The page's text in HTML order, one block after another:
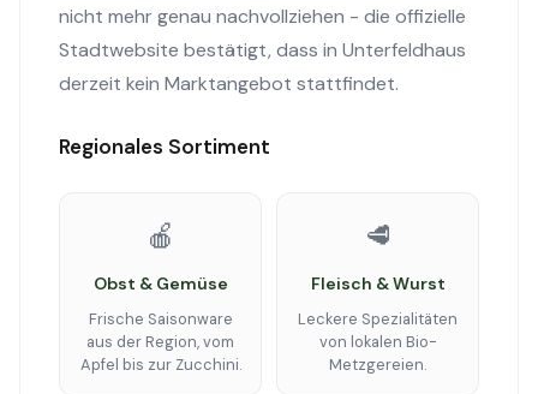
nicht mehr genau nachvollziehen - die offizielle
Stadtwebsite bestätigt, dass in Unterfeldhaus
derzeit kein Marktangebot stattfindet.
Regionales Sortiment
🍎
Obst & Gemüse
Frische Saisonware
aus der Region, vom
Apfel bis zur Zucchini.
🥩
Fleisch & Wurst
Leckere Spezialitäten
von lokalen Bio-
Metzgereien.